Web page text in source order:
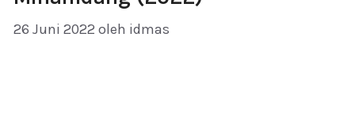
26 Juni 2022 oleh idmas